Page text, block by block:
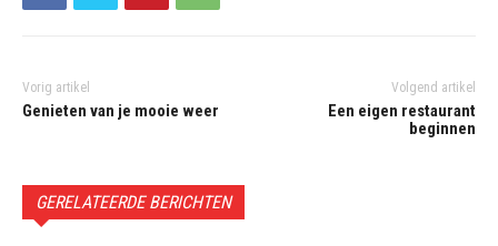
Vorig artikel
Genieten van je mooie weer
Volgend artikel
Een eigen restaurant
beginnen
GERELATEERDE BERICHTEN